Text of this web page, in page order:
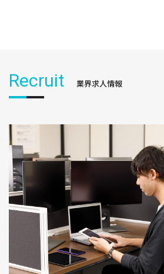
Recruit 業界求人情報